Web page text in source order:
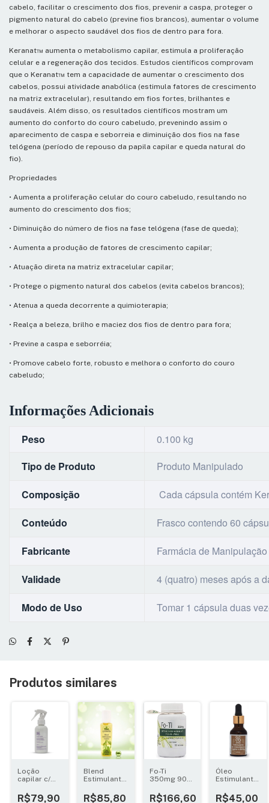
cabelo, facilitar o crescimento dos fios, prevenir a caspa, proteger o
pigmento natural do cabelo (previne fios brancos), aumentar o volume
e melhorar o aspecto saudável dos fios de dentro para fora.
Keranat™ aumenta o metabolismo capilar, estimula a proliferação
celular e a regeneração dos tecidos. Estudos científicos comprovam
que o Keranat™ tem a capacidade de aumentar o crescimento dos
cabelos, possui atividade anabólica (estimula fatores de crescimento
na matriz extracelular), resultando em fios fortes, brilhantes e
saudáveis. Além disso, os resultados científicos mostram um
aumento do conforto do couro cabeludo, prevenindo assim o
aparecimento de caspa e seborreia e diminuição dos fios na fase
telógena (período de repouso da papila capilar e queda natural do
fio).
Propriedades
• Aumenta a proliferação celular do couro cabeludo, resultando no
aumento do crescimento dos fios;
• Diminuição do número de fios na fase telógena (fase de queda);
• Aumenta a produção de fatores de crescimento capilar;
• Atuação direta na matriz extracelular capilar;
• Protege o pigmento natural dos cabelos (evita cabelos brancos);
• Atenua a queda decorrente a quimioterapia;
• Realça a beleza, brilho e maciez dos fios de dentro para fora;
• Previne a caspa e seborréia;
• Promove cabelo forte, robusto e melhora o conforto do couro
cabeludo;
Informações Adicionais
Peso
0.100 kg
Tipo de Produto
Produto Manipulado
Composição Cada cápsula contém
Conteúdo Frasco contendo 60
Fabricante Farmácia de
Validade 4 (quatro) meses após a
Modo de Uso Tomar 1 cápsula duas
Produtos similares
Loção
capilar c/
tricógena
R$79,90
Blend
Estimulante
120ml - Dra.
R$85,80
Fo-Ti
350mg 90
R$166,60
Óleo
Estimulante
Crescimento
R$45,00